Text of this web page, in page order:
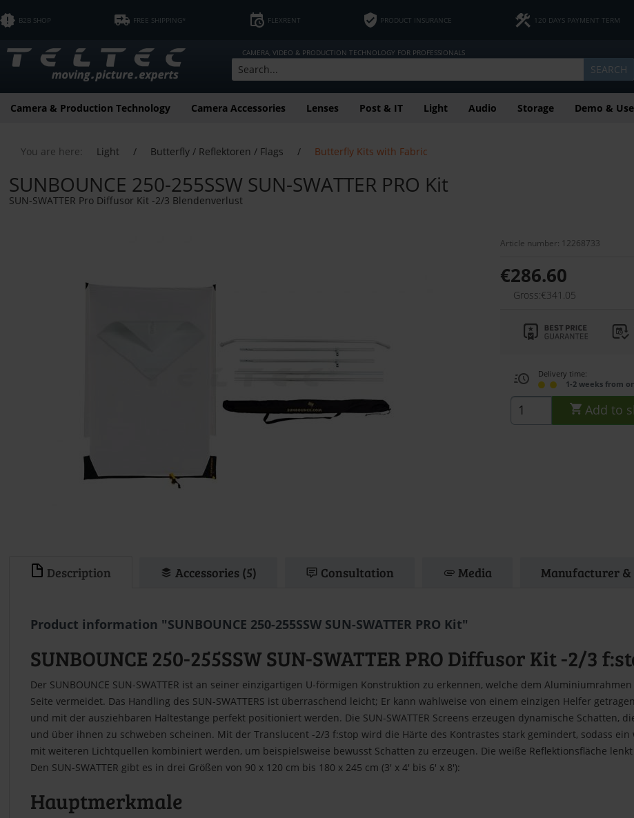
B2B SHOP FREE SHIPPING* FLEXRENT PRODUCT INSURANCE 120 DAYS PAYMENT TERM
CAMERA, VIDEO & PRODUCTION TECHNOLOGY FOR PROFESSIONALS
SEARCH
Camera & Production Technology Camera Accessories Lenses Post & IT Light Audio Storage Demo &
You are here: Light / Butterfly / Reflektoren / Flags / Butterfly Kits with Fabric
SUNBOUNCE 250-255SSW SUN-SWATTER PRO Kit
SUN-SWATTER Pro Diffusor Kit -2/3 Blendenverlust
Article number: 12268733
€286.60
Gross:€341.05
Delivery time:
1-2 weeks from
Add to
Description Accessories (5) Consultation Media Manufacturer
Product information "SUNBOUNCE 250-255SSW SUN-SWATTER PRO Kit"
SUNBOUNCE 250-255SSW SUN-SWATTER PRO Diffusor Kit -2/3
Der SUNBOUNCE SUN-SWATTER ist an seiner einzigartigen U-förmigen Konstruktion zu erkennen, welche dem
Seite vermeidet. Das Handling des SUN-SWATTERS ist überraschend leicht; Er kann wahlweise von einem einzigen Helfer
und mit der ausziehbaren Haltestange perfekt positioniert werden. Die SUN-SWATTER Screens erzeugen dynamische Schatten,
und über ihnen zu schweben scheinen. Mit der Translucent -2/3 f:stop wird die Härte des Kontrastes stark gemindert, sodass
mit weiteren Lichtquellen kombiniert werden, um beispielsweise bewusst Schatten zu erzeugen. Die weiße Reflektionsfläche
Den SUN-SWATTER gibt es in drei Größen von 90 x 120 cm bis 180 x 245 cm (3' x 4' bis 6' x 8'):
Hauptmerkmale